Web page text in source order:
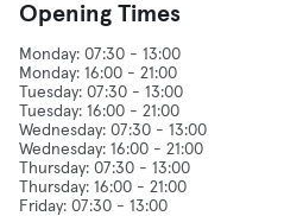
Opening Times
Monday: 07:30 - 13:00
Monday: 16:00 - 21:00
Tuesday: 07:30 - 13:00
Tuesday: 16:00 - 21:00
Wednesday: 07:30 - 13:00
Wednesday: 16:00 - 21:00
Thursday: 07:30 - 13:00
Thursday: 16:00 - 21:00
Friday: 07:30 - 13:00